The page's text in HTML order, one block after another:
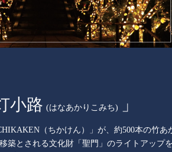
小路 (はなあかりこみち) 」
（ちかけん）」が、約500本の竹あ
築とされる文化財「聖門」のライトアップ